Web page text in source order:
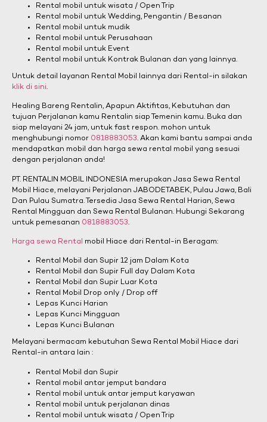
Rental mobil untuk wisata / Open Trip
Rental mobil untuk Wedding, Pengantin / Besanan
Rental mobil untuk mudik
Rental mobil untuk Perusahaan
Rental mobil untuk Event
Rental mobil untuk Kontrak Bulanan dan yang lainnya.
Untuk detail layanan Rental Mobil lainnya dari Rental-in silakan
klik di sini.
Healing Bareng Rentalin, Apapun Aktifitas, Kebutuhan dan
tujuan Perjalanan kamu Rentalin siap Temenin kamu. Buka dan
siap melayani 24 jam, untuk fast respon. mohon untuk
menghubungi nomor 0818883053. Akan kami bantu sampai anda
mendapatkan mobil dan harga sewa rental mobil yang sesuai
dengan perjalanan anda!
PT. RENTALIN MOBIL INDONESIA merupakan Jasa Sewa Rental
Mobil Hiace, melayani Perjalanan JABODETABEK, Pulau Jawa, Bali
Dan Pulau Sumatra. Tersedia Jasa Sewa Rental Harian, Sewa
Rental Mingguan dan Sewa Rental Bulanan. Hubungi Sekarang
untuk pemesanan 0818883053.
Harga sewa Rental mobil Hiace dari Rental-in Beragam:
Rental Mobil dan Supir 12 jam Dalam Kota
Rental Mobil dan Supir Full day Dalam Kota
Rental Mobil dan Supir Luar Kota
Rental Mobil Drop only / Drop off
Lepas Kunci Harian
Lepas Kunci Mingguan
Lepas Kunci Bulanan
Melayani bermacam kebutuhan Sewa Rental Mobil Hiace dari
Rental-in antara lain :
Rental Mobil dan Supir
Rental mobil antar jemput bandara
Rental mobil untuk antar jemput karyawan
Rental mobil untuk perjalanan dinas
Rental mobil untuk wisata / Open Trip